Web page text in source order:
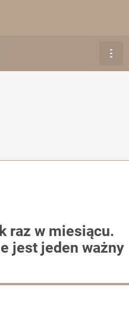
raz w miesiącu.
jest jeden ważny